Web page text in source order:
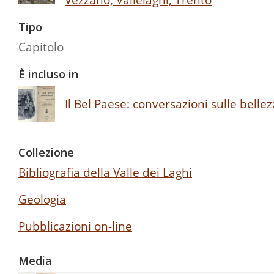
Tipo
Capitolo
È incluso in
Il Bel Paese: conversazioni sulle
Collezione
Bibliografia della Valle dei Laghi
Geologia
Pubblicazioni on-line
Media